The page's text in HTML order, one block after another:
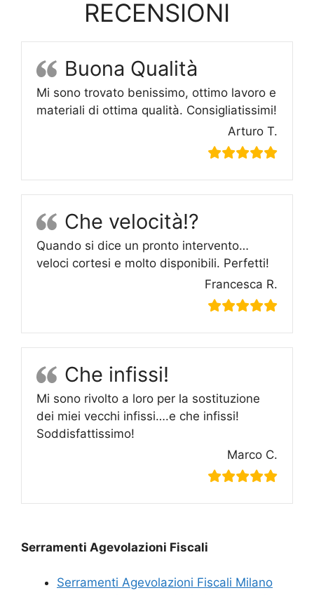
RECENSIONI
Buona Qualità
Mi sono trovato benissimo, ottimo lavoro e
materiali di ottima qualità. Consigliatissimi!
Arturo T.
Che velocità!?
Quando si dice un pronto intervento…
veloci cortesi e molto disponibili. Perfetti!
Francesca R.
Che infissi!
Mi sono rivolto a loro per la sostituzione
dei miei vecchi infissi….e che infissi!
Soddisfattissimo!
Marco C.
Serramenti Agevolazioni Fiscali
Serramenti Agevolazioni Fiscali Milano